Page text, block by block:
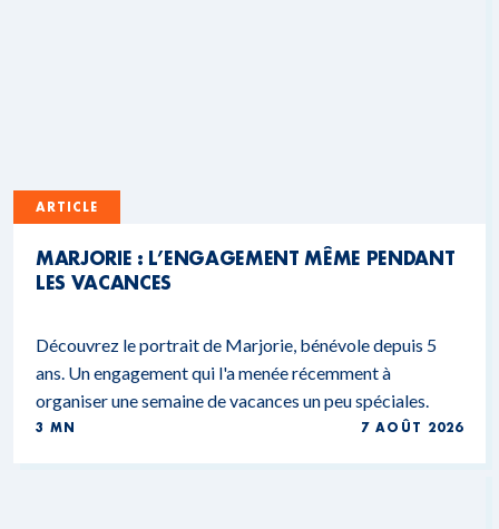
ARTICLE
MARJORIE : L’ENGAGEMENT MÊME PENDANT
LES VACANCES
Découvrez le portrait de Marjorie, bénévole depuis 5
ans. Un engagement qui l'a menée récemment à
organiser une semaine de vacances un peu spéciales.
3 MN 7 AOÛT 2026